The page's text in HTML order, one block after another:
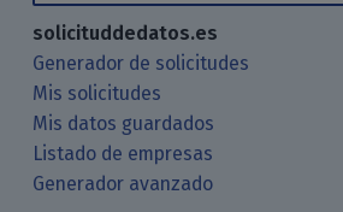
solicituddedatos.es
Generador de solicitudes
Mis solicitudes
Mis datos guardados
Listado de empresas
Generador avanzado